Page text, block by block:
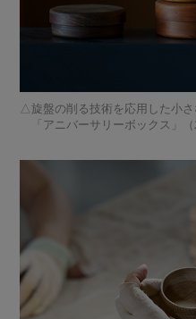
旋盤の削る技術を応用した小
「アニバーサリーボックス」（